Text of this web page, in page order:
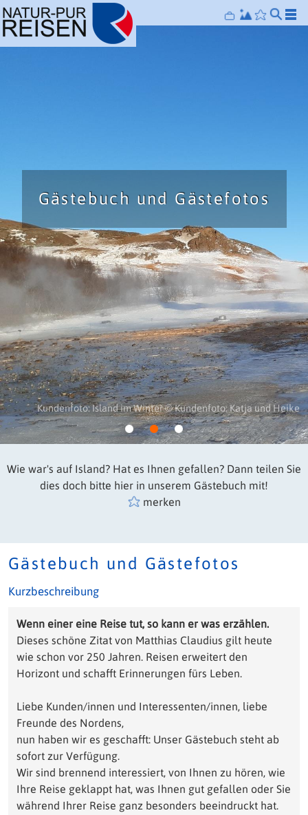
[]
Gästebuch und Gästefotos
Kundenfoto: Island im Winter © Kundenfoto: Katja und Heike
©
©
©
Wie war's auf Island? Hat es Ihnen gefallen? Dann teilen Sie
dies doch bitte hier in unserem Gästebuch mit!
merken
Gästebuch und Gästefotos
Kurzbeschreibung
Wenn einer eine Reise tut, so kann er was erzählen.
Dieses schöne Zitat von Matthias Claudius gilt heute
wie schon vor 250 Jahren. Reisen erweitert den
Horizont und schafft Erinnerungen fürs Leben.
Liebe Kunden/innen und Interessenten/innen, liebe
Freunde des Nordens,
nun haben wir es geschafft: Unser Gästebuch steht ab
sofort zur Verfügung.
Wir sind brennend interessiert, von Ihnen zu hören, wie
Ihre Reise geklappt hat, was Ihnen gut gefallen oder Sie
während Ihrer Reise ganz besonders beeindruckt hat.